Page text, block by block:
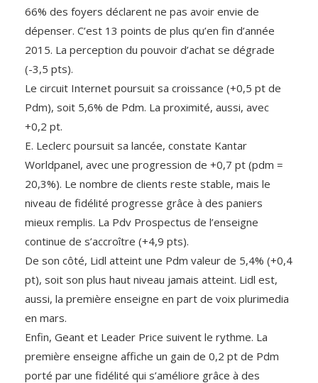
66% des foyers déclarent ne pas avoir envie de
dépenser. C’est 13 points de plus qu’en fin d’année
2015. La perception du pouvoir d’achat se dégrade
(-3,5 pts).
Le circuit Internet poursuit sa croissance (+0,5 pt de
Pdm), soit 5,6% de Pdm. La proximité, aussi, avec
+0,2 pt.
E. Leclerc poursuit sa lancée, constate Kantar
Worldpanel, avec une progression de +0,7 pt (pdm =
20,3%). Le nombre de clients reste stable, mais le
niveau de fidélité progresse grâce à des paniers
mieux remplis. La Pdv Prospectus de l’enseigne
continue de s’accroître (+4,9 pts).
De son côté, Lidl atteint une Pdm valeur de 5,4% (+0,4
pt), soit son plus haut niveau jamais atteint. Lidl est,
aussi, la première enseigne en part de voix plurimedia
en mars.
Enfin, Geant et Leader Price suivent le rythme. La
première enseigne affiche un gain de 0,2 pt de Pdm
porté par une fidélité qui s’améliore grâce à des